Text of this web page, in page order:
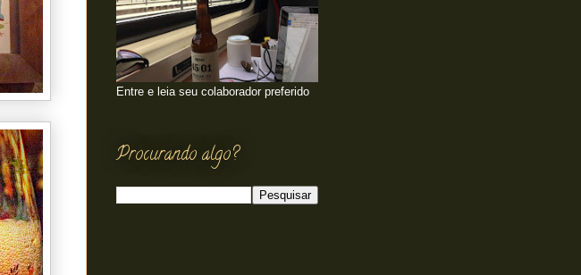
Entre e leia seu colaborador preferido
Procurando algo?